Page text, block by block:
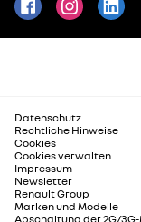
Datenschutz
Rechtliche Hinweise
Cookies
Cookies verwalten
Impressum
Newsletter
Renault Group
Marken und Modelle
Abschaltung der 2G/